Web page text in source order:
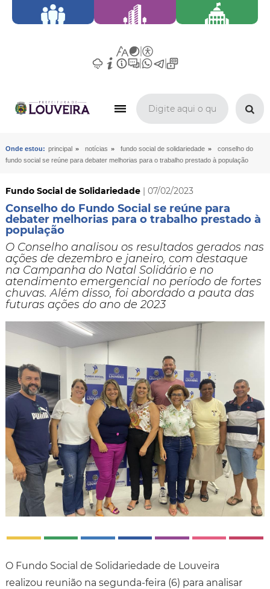
Onde estou: principal » notícias » fundo social de solidariedade »
conselho do
fundo social se reúne para debater melhorias para o trabalho prestado à população
Fundo Social de Solidariedade| 07/02/2023
Conselho do Fundo Social se reúne para
debater melhorias para o trabalho prestado à
população
O Conselho analisou os resultados gerados nas
ações de dezembro e janeiro, com destaque
na Campanha do Natal Solidário e no
atendimento emergencial no período de fortes
chuvas. Além disso, foi abordado a pauta das
futuras ações do ano de 2023
O Fundo Social de Solidariedade de Louveira
realizou reunião na segunda-feira (6) para analisar